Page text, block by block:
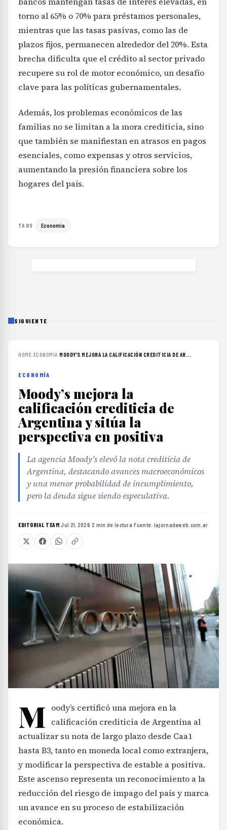
torno al 65% o 70% para préstamos personales,
mientras que las tasas pasivas, como las de
plazos fijos, permanecen alrededor del 20%. Esta
brecha dificulta que el crédito al sector privado
recupere su rol de motor económico, un desafío
clave para las políticas gubernamentales.
Además, los problemas económicos de las
familias no se limitan a la mora crediticia, sino
que también se manifiestan en atrasos en pagos
esenciales, como expensas y otros servicios,
aumentando la presión financiera sobre los
hogares del país.
TAGS Economía
SIGUIENTE
HOME›ECONOMÍA›MOODY’S MEJORA LA CALIFICACIÓN CREDITICIA DE AR...
ECONOMÍA
Moody’s mejora la
calificación crediticia de
Argentina y sitúa la
perspectiva en positiva
La agencia Moody’s elevó la nota crediticia de
Argentina, destacando avances macroeconómicos
y una menor probabilidad de incumplimiento,
pero la deuda sigue siendo especulativa.
EDITORIAL TEAM·Jul 21, 2026·2 min de lectura·Fuente: lajornadaweb.com.ar
M oody’s certificó una mejora en la
calificación crediticia de Argentina al
actualizar su nota de largo plazo desde Caa1
hasta B3, tanto en moneda local como extranjera,
y modificar la perspectiva de estable a positiva.
Este ascenso representa un reconocimiento a la
reducción del riesgo de impago del país y marca
un avance en su proceso de estabilización
económica.